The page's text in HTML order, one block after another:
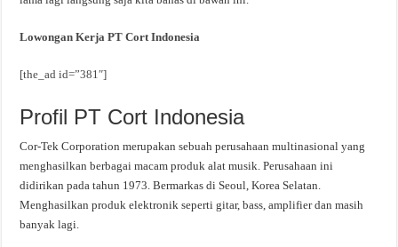
Lowongan Kerja PT Cort Indonesia
[the_ad id=”381″]
Profil PT Cort Indonesia
Cor-Tek Corporation merupakan sebuah perusahaan multinasional yang
menghasilkan berbagai macam produk alat musik. Perusahaan ini
didirikan pada tahun 1973. Bermarkas di Seoul, Korea Selatan.
Menghasilkan produk elektronik seperti gitar, bass, amplifier dan masih
banyak lagi.